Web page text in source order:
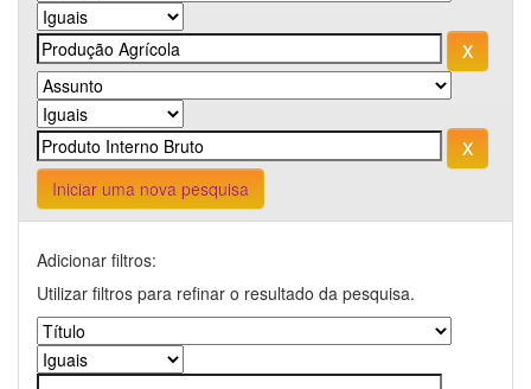
Iniciar uma nova pesquisa
Adicionar filtros:
Utilizar filtros para refinar o resultado da pesquisa.